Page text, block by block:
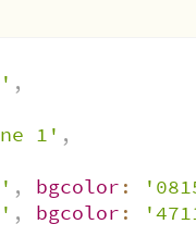
,
1' ,
, bgcolor :
, bgcolor :